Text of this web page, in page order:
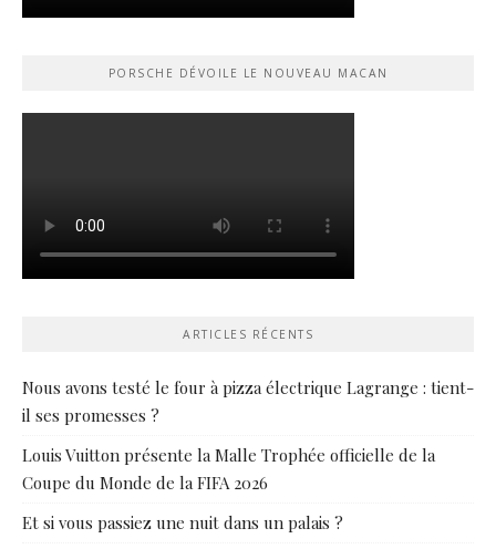
PORSCHE DÉVOILE LE NOUVEAU MACAN
ARTICLES RÉCENTS
Nous avons testé le four à pizza électrique Lagrange : tient-
il ses promesses ?
Louis Vuitton présente la Malle Trophée officielle de la
Coupe du Monde de la FIFA 2026
Et si vous passiez une nuit dans un palais ?